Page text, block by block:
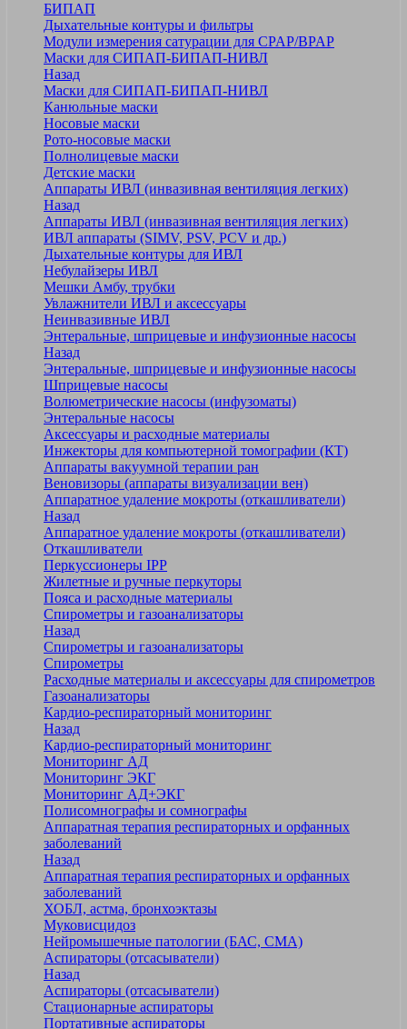
БИПАП
Дыхательные контуры и фильтры
Модули измерения сатурации для CPAP/BPAP
Маски для СИПАП-БИПАП-НИВЛ
Назад
Маски для СИПАП-БИПАП-НИВЛ
Канюльные маски
Носовые маски
Рото-носовые маски
Полнолицевые маски
Детские маски
Аппараты ИВЛ (инвазивная вентиляция легких)
Назад
Аппараты ИВЛ (инвазивная вентиляция легких)
ИВЛ аппараты (SIMV, PSV, PCV и др.)
Дыхательные контуры для ИВЛ
Небулайзеры ИВЛ
Мешки Амбу, трубки
Увлажнители ИВЛ и аксессуары
Неинвазивные ИВЛ
Энтеральные, шприцевые и инфузионные насосы
Назад
Энтеральные, шприцевые и инфузионные насосы
Шприцевые насосы
Волюметрические насосы (инфузоматы)
Энтеральные насосы
Аксессуары и расходные материалы
Инжекторы для компьютерной томографии (КТ)
Аппараты вакуумной терапии ран
Веновизоры (аппараты визуализации вен)
Аппаратное удаление мокроты (откашливатели)
Назад
Аппаратное удаление мокроты (откашливатели)
Откашливатели
Перкуссионеры IPP
Жилетные и ручные перкуторы
Пояса и расходные материалы
Спирометры и газоанализаторы
Назад
Спирометры и газоанализаторы
Спирометры
Расходные материалы и аксессуары для спирометров
Газоанализаторы
Кардио-респираторный мониторинг
Назад
Кардио-респираторный мониторинг
Мониторинг АД
Мониторинг ЭКГ
Мониторинг АД+ЭКГ
Полисомнографы и сомнографы
Аппаратная терапия респираторных и орфанных
заболеваний
Назад
Аппаратная терапия респираторных и орфанных
заболеваний
ХОБЛ, астма, бронхоэктазы
Муковисцидоз
Нейромышечные патологии (БАС, СМА)
Аспираторы (отсасыватели)
Назад
Аспираторы (отсасыватели)
Стационарные аспираторы
Портативные аспираторы